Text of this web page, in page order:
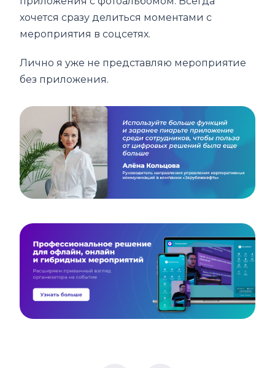
хочется сразу делиться моментами с
мероприятия в соцсетях.
Лично я уже не представляю мероприятие
без приложения.